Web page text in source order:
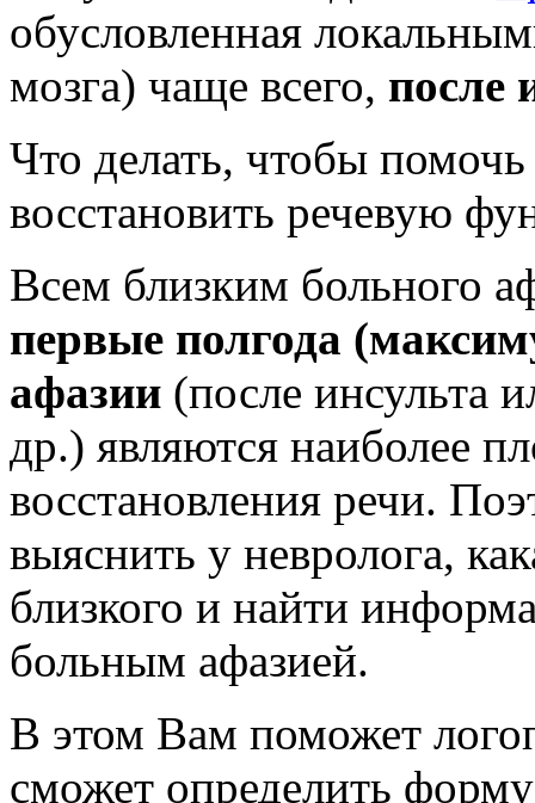
обусловленная
мозга) чаще всего, после
Что делать, чтобы
восстановить речевую
Всем близким больного
первые полгода
афазии (после инсульта
др.) являются наиболее
восстановления речи.
выяснить у невролога,
близкого и найти
больным афазией.
В этом Вам поможет
сможет определить